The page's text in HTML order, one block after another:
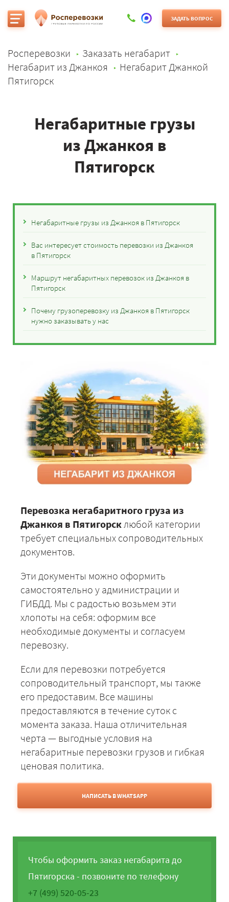
ЗАДАТЬ ВОПРОС
Росперевозки
Заказать негабарит
Негабарит из Джанкоя
Негабарит Джанкой
Пятигорск
Негабаритные грузы
из Джанкоя в
Пятигорск
Негабаритные грузы из Джанкоя в Пятигорск
Вас интересует стоимость перевозки из Джанкоя
в Пятигорск
Маршрут негабаритных перевозок из Джанкоя в
Пятигорск
Почему грузоперевозку из Джанкоя в Пятигорск
нужно заказывать у нас
Перевозка негабаритного груза из
Джанкоя в Пятигорсклюбой категории
требует специальных сопроводительных
документов.
Эти документы можно оформить
самостоятельно у администрации и
ГИБДД. Мы с радостью возьмем эти
хлопоты на себя: оформим все
необходимые документы и согласуем
перевозку.
Если для перевозки потребуется
сопроводительный транспорт, мы также
его предоставим. Все машины
предоставляются в течение суток с
момента заказа. Наша отличительная
черта — выгодные условия на
негабаритные перевозки грузов и гибкая
ценовая политика.
НАПИСАТЬ В WHATSAPP
Чтобы оформить заказ негабарита до
Пятигорска - позвоните по телефону
+7 (499) 520-05-23